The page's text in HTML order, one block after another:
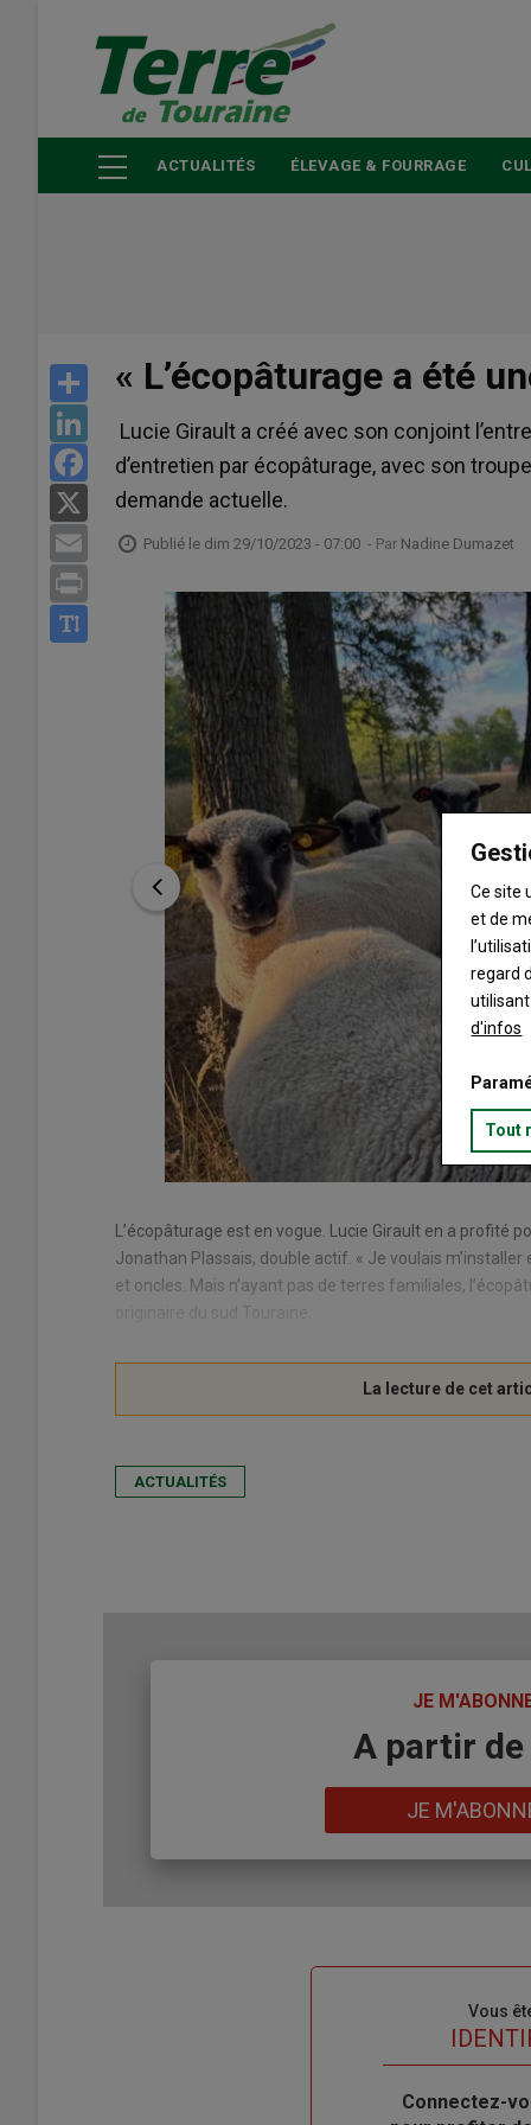
principal
ACTUALITÉS ÉLEVAGE & FOURRAGE
Share
LinkedIn
Facebook
Email
« L’écopâturage a été
Lucie Girault a créé avec son conjoint
d’entretien par écopâturage, avec son
demande actuelle.
Publié le dim 29/10/2023 - 07:00 - Par Nadine Dumazet
L’écopâturage est en vogue. Lucie Girault en a profité
Jonathan Plassais, double actif. « Je voulais
et oncles. Mais n’ayant pas de terres familiales,
originaire du sud Touraine.
ACTUALITÉS
JE
A partir de
JE
Vous
Body
Connectez-
Ce site
et de
regard
utilisant
d'infos
Tout